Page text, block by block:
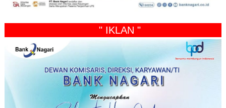
" IKLAN "